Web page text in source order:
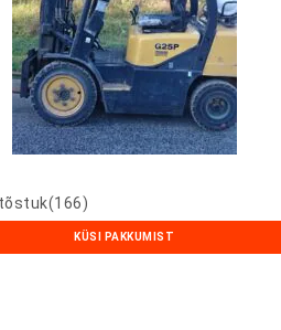
KÜSI PAKKUMIST